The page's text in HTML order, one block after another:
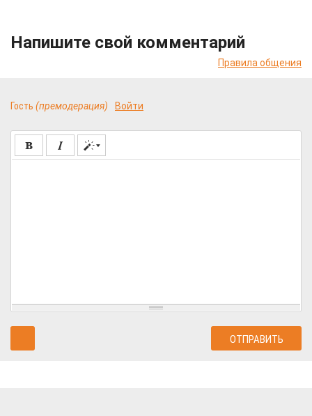
Напишите свой комментарий
Правила общения
Гость (премодерация) Войти